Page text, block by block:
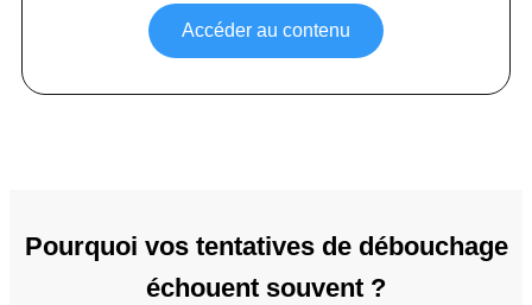
Accéder au contenu
Pourquoi vos tentatives de débouchage
échouent souvent ?